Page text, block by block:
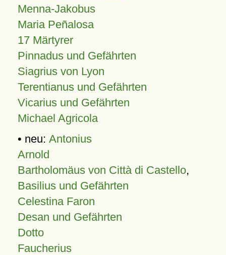
Menna-Jakobus
Maria Peñalosa
17 Märtyrer
Pinnadus und Gefährten
Siagrius von Lyon
Terentianus und Gefährten
Vicarius und Gefährten
Michael Agricola
• neu: Antonius
Arnold
Bartholomäus von Città di Castello,
Basilius und Gefährten
Celestina Faron
Desan und Gefährten
Dotto
Faucherius